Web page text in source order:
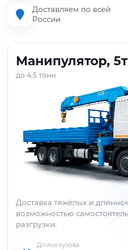
Доставляем по всей
России
Манипулятор, 5т
до 4.5 тонн
Доставка тяжёлых и
возможностью
разгрузки.
Длина кузова